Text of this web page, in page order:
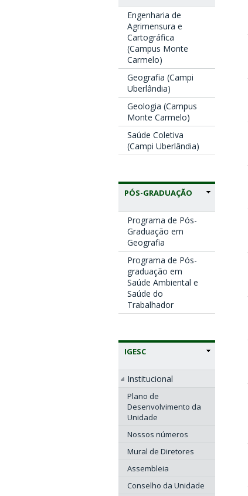
Engenharia de
Agrimensura e
Cartográfica
(Campus Monte
Carmelo)
Geografia (Campi
Uberlândia)
Geologia (Campus
Monte Carmelo)
Saúde Coletiva
(Campi Uberlândia)
PÓS-GRADUAÇÃO
Programa de Pós-
Graduação em
Geografia
Programa de Pós-
graduação em
Saúde Ambiental e
Saúde do
Trabalhador
IGESC
Institucional
Plano de
Desenvolvimento da
Unidade
Nossos números
Mural de Diretores
Assembleia
Conselho da Unidade